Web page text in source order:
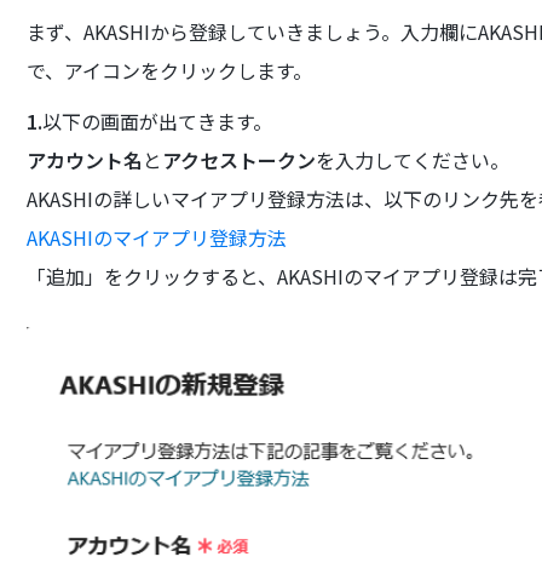
まず、AKASHIから登録していきましょう。入力欄に
で、アイコンをクリックします。
1.以下の画面が出てきます。
アカウント名 と アクセストークンを入力してください。
AKASHIの詳しいマイアプリ登録方法は、以下のリンク先
AKASHIのマイアプリ登録方法
「追加」をクリックすると、AKASHIのマイアプリ登録は